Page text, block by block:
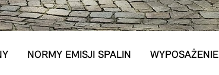
NORMY EMISJI SPALIN WYPOSAŻENIE